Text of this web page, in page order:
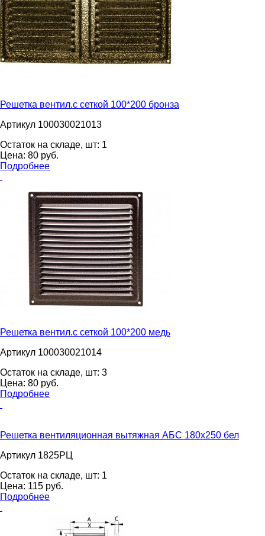
Решетка вентил.с сеткой 100*200 бронза
Артикул 100030021013
Остаток на складе, шт: 1
Цена: 80 pуб.
Подробнее
Решетка вентил.с сеткой 100*200 медь
Артикул 100030021014
Остаток на складе, шт: 3
Цена: 80 pуб.
Подробнее
Решетка вентиляционная вытяжная АБС 180х250 бел
Артикул 1825РЦ
Остаток на складе, шт: 1
Цена: 115 pуб.
Подробнее